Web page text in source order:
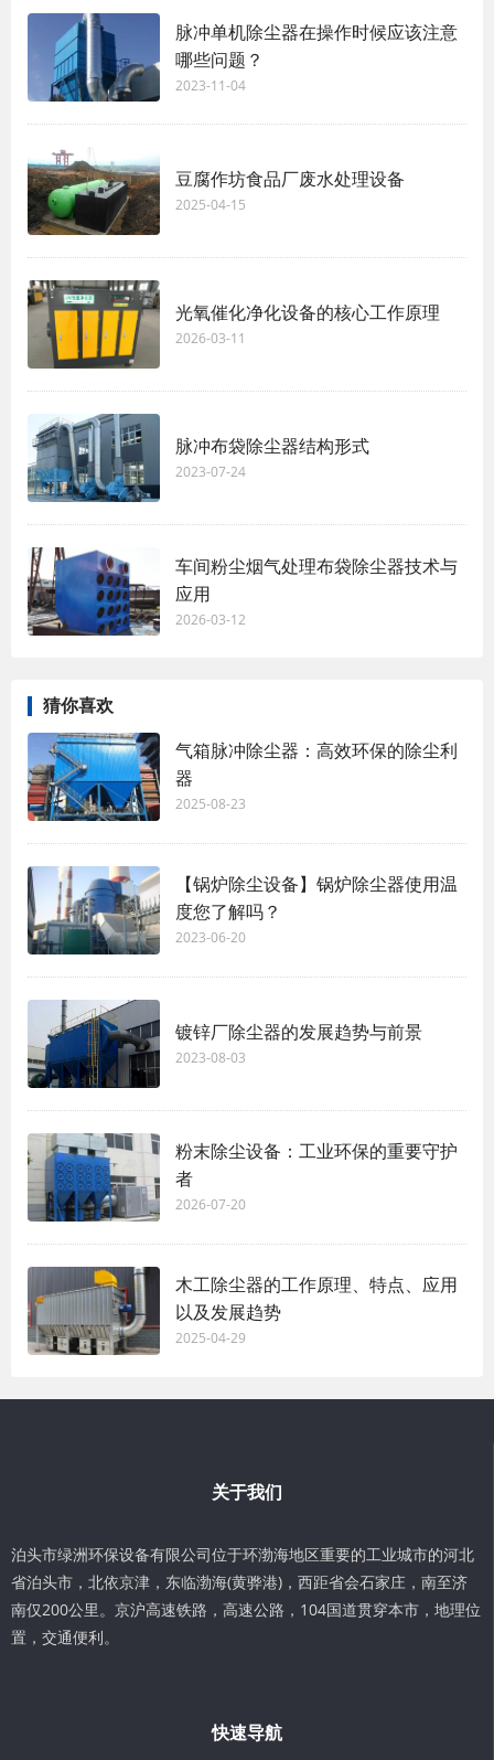
脉冲单机除尘器在操作时候应该注意
哪些问题？
2023-11-04
豆腐作坊食品厂废水处理设备
2025-04-15
光氧催化净化设备的核心工作原理
2026-03-11
脉冲布袋除尘器结构形式
2023-07-24
车间粉尘烟气处理布袋除尘器技术与
应用
2026-03-12
猜你喜欢
气箱脉冲除尘器：高效环保的除尘利
器
2025-08-23
【锅炉除尘设备】锅炉除尘器使用温
度您了解吗？
2023-06-20
镀锌厂除尘器的发展趋势与前景
2023-08-03
粉末除尘设备：工业环保的重要守护
者
2026-07-20
木工除尘器的工作原理、特点、应用
以及发展趋势
2025-04-29
关于我们
泊头市绿洲环保设备有限公司位于环渤海地区重要的工业城市的河北
省泊头市，北依京津，东临渤海(黄骅港)，西距省会石家庄，南至济
南仅200公里。京沪高速铁路，高速公路，104国道贯穿本市，地理位
置，交通便利。
快速导航